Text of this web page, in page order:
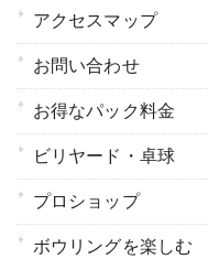
アクセスマップ
お問い合わせ
お得なパック料金
ビリヤード・卓球
プロショップ
ボウリングを楽しむ